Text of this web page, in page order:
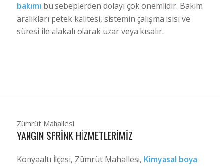
bakımı bu sebeplerden dolayı çok önemlidir. Bakım
aralıkları petek kalitesi, sistemin çalışma ısısı ve
süresi ile alakalı olarak uzar veya kısalır.
Zümrüt Mahallesi
YANGIN SPRINK HIZMETLERIMIZ
Konyaaltı İlçesi, Zümrüt Mahallesi, Kimyasal boya